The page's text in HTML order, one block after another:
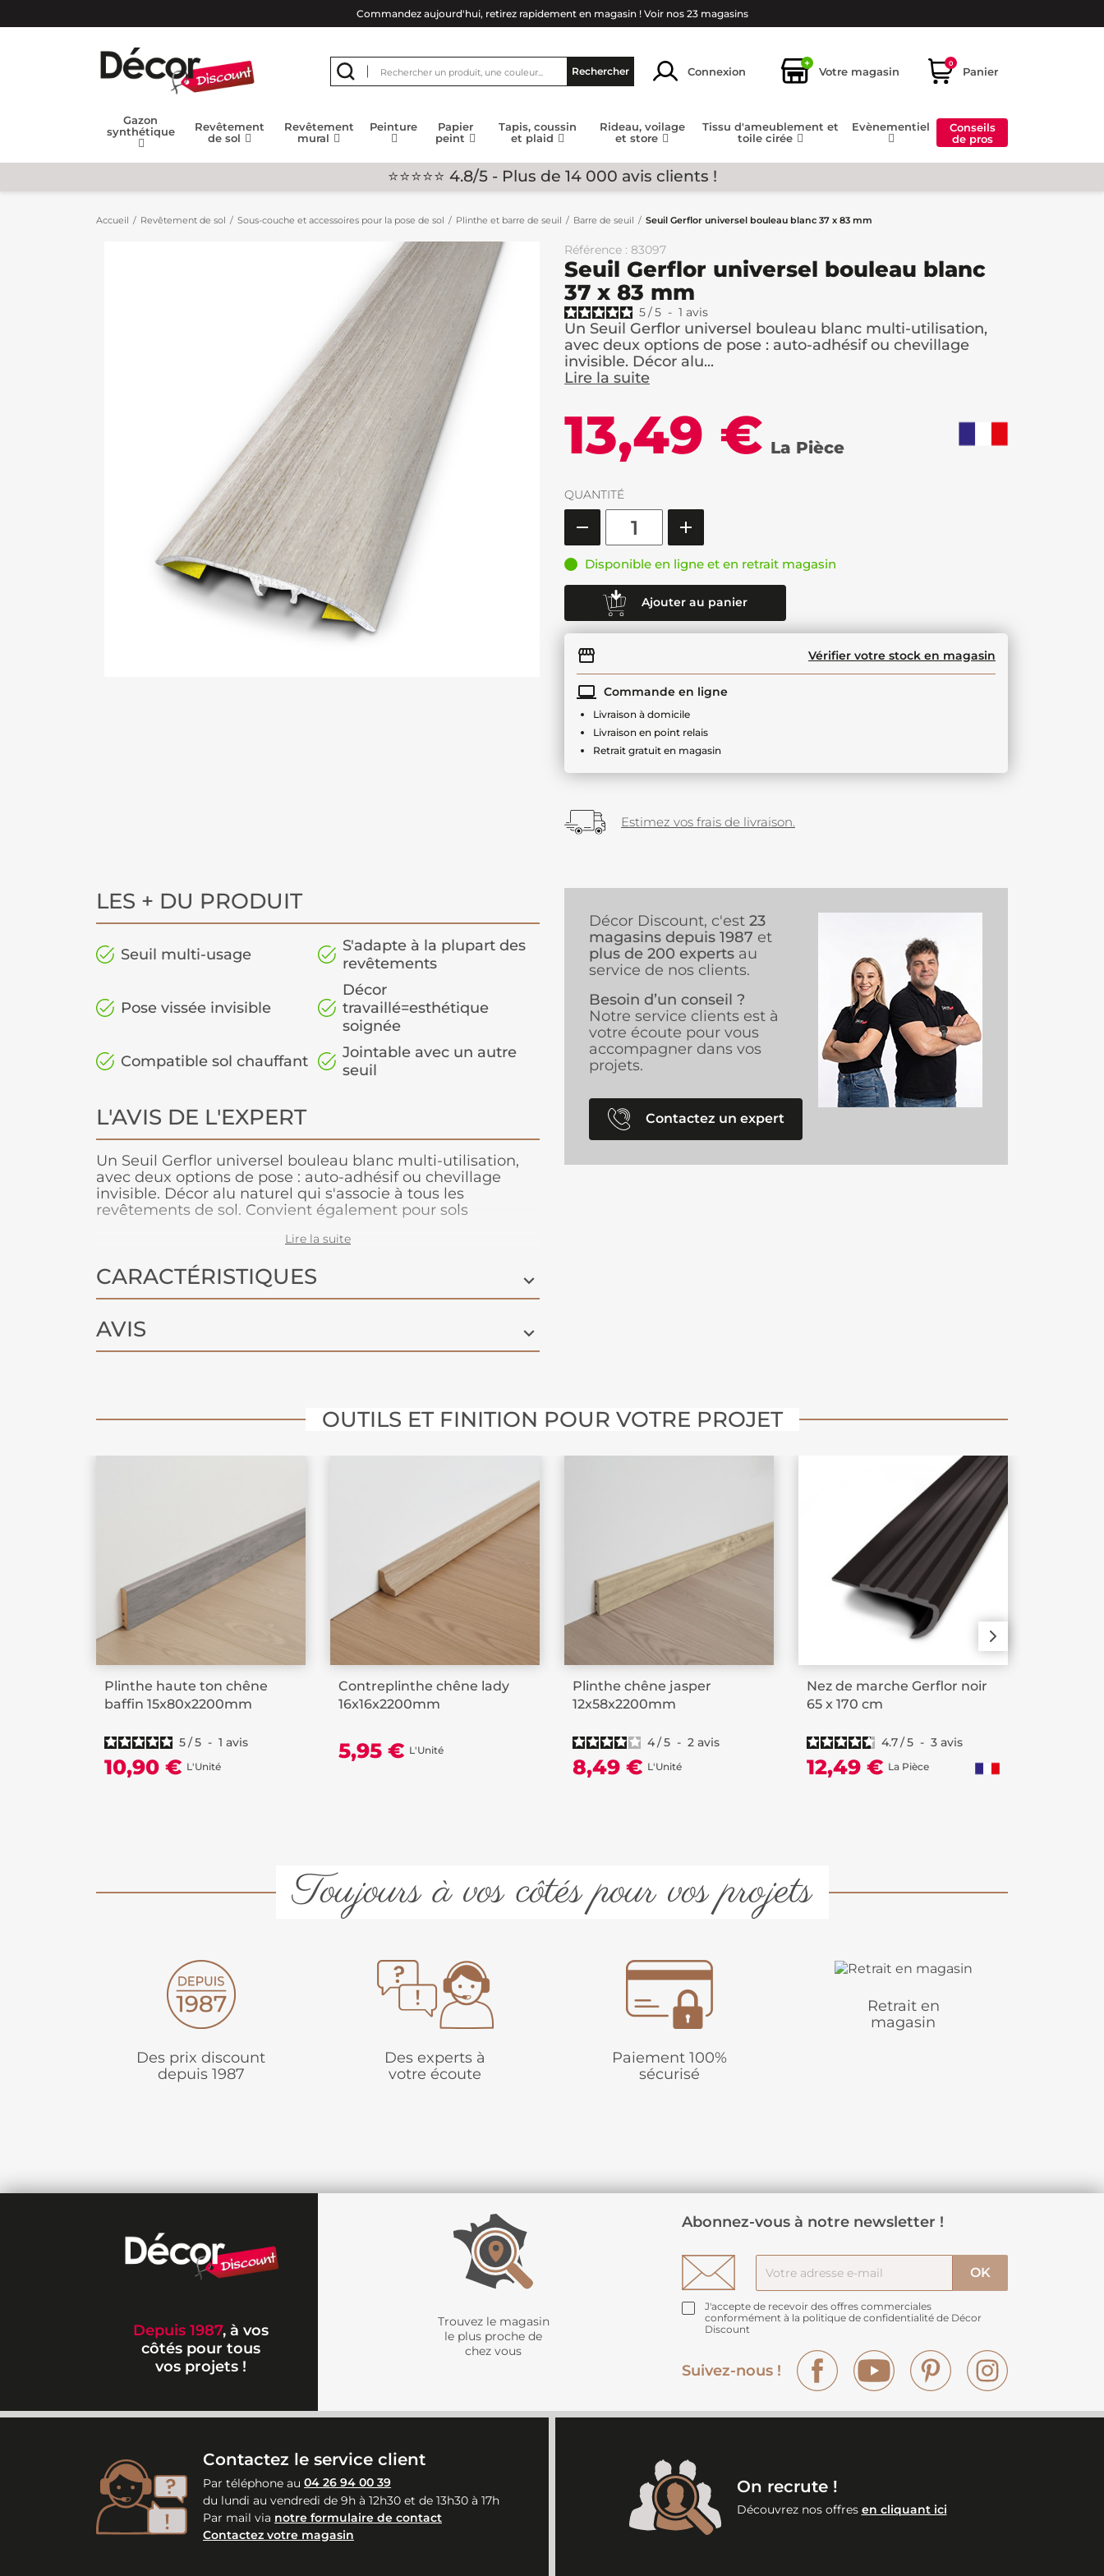
Commandez aujourd'hui, retirez rapidement en magasin ! Voir nos 23 magasins
Rechercher Connexion
+
Votre magasin
0
Panier
Gazon
synthétique
Revêtement
de sol
Revêtement
mural
Peinture
Papier
peint
Tapis, coussin
et plaid
Rideau, voilage
et store
Tissu d'ameublement et
toile cirée
Evènementiel
Conseils
de pros
⭐⭐⭐⭐⭐ 4.8/5 - Plus de 14 000 avis clients !
Accueil Revêtement de sol Sous-couche et accessoires pour la pose de sol Plinthe et barre de seuil Barre de seuil Seuil Gerflor universel bouleau blanc 37 x 83 mm
Référence : 83097
Seuil Gerflor universel bouleau blanc
37 x 83 mm
5/5 - 1 avis
Un Seuil Gerflor universel bouleau blanc multi-utilisation,
avec deux options de pose : auto-adhésif ou chevillage
invisible. Décor alu...
Lire la suite
13,49 € La Pièce
QUANTITÉ
Disponible en ligne et en retrait magasin
Ajouter au panier
Vérifier votre stock en magasin
Commande en ligne
Livraison à domicile
Livraison en point relais
Retrait gratuit en magasin
Estimez vos frais de livraison.
LES + DU PRODUIT
Seuil multi-usage
S'adapte à la plupart des
revêtements
Pose vissée invisible
Décor
travaillé=esthétique
soignée
Compatible sol chauffant
Jointable avec un autre
seuil
L'AVIS DE L'EXPERT
Un Seuil Gerflor universel bouleau blanc multi-utilisation,
avec deux options de pose : auto-adhésif ou chevillage
invisible. Décor alu naturel qui s'associe à tous les
revêtements de sol. Convient également pour sols
deux sols, avec ou sans rattrapage de niveau. Le seuil peut
périphérie. Il est possible aussi de les racorder les uns aux
autres. Convient à la pluspart des revêtement de sol.
Lire la suite
CARACTÉRISTIQUES
AVIS
Décor Discount, c'est 23
magasins depuis 1987 et
plus de 200 experts au
service de nos clients.
Besoin d’un conseil ?
Notre service clients est à
votre écoute pour vous
accompagner dans vos
projets.
Contactez un expert
OUTILS ET FINITION POUR VOTRE PROJET
Plinthe haute ton chêne
baffin 15x80x2200mm
5/5 - 1 avis
10,90 € L'Unité
Contreplinthe chêne lady
16x16x2200mm
5,95 € L'Unité
Plinthe chêne jasper
12x58x2200mm
4/5 - 2 avis
8,49 € L'Unité
Nez de marche Gerflor noir
65 x 170 cm
4.7/5 - 3 avis
12,49 € La Pièce
Toujours à vos côtés pour vos projets
Des prix discount
depuis 1987
Des experts à
votre écoute
Paiement 100%
sécurisé
Retrait en
magasin
Depuis 1987, à vos
côtés pour tous
vos projets !
Trouvez le magasin
le plus proche de
chez vous
Abonnez-vous à notre newsletter !
J'accepte de recevoir des offres commerciales
conformément à la politique de confidentialité de Décor
Discount
Suivez-nous !
Facebook YouTube Pinterest
Contactez le service client
Par téléphone au 04 26 94 00 39
du lundi au vendredi de 9h à 12h30 et de 13h30 à 17h
Par mail via notre formulaire de contact
Contactez votre magasin
On recrute !
Découvrez nos offres en cliquant ici